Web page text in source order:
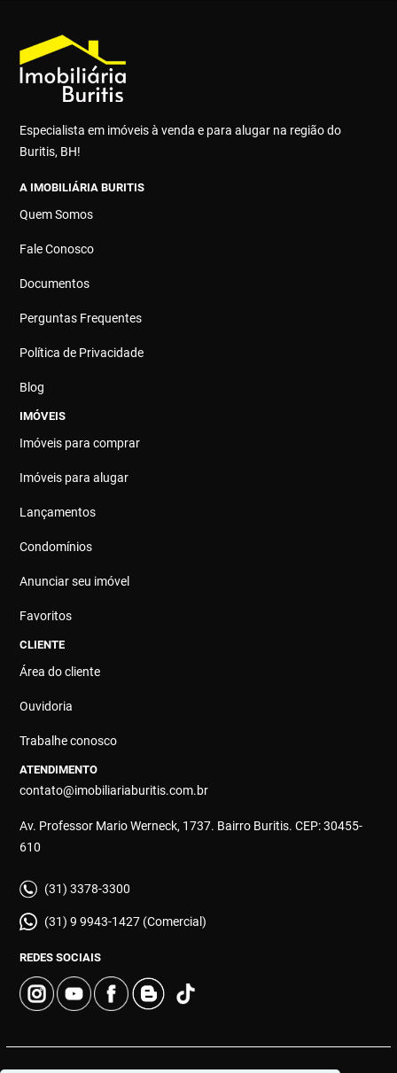
Especialista em imóveis à venda e para alugar na região do
Buritis, BH!
A IMOBILIÁRIA BURITIS
Quem Somos
Fale Conosco
Documentos
Perguntas Frequentes
Política de Privacidade
Blog
IMÓVEIS
Imóveis para comprar
Imóveis para alugar
Lançamentos
Condomínios
Anunciar seu imóvel
Favoritos
CLIENTE
Área do cliente
Ouvidoria
Trabalhe conosco
ATENDIMENTO
contato@imobiliariaburitis.com.br
Av. Professor Mario Werneck, 1737. Bairro Buritis. CEP: 30455-
610
(31) 3378-3300
(31) 9 9943-1427 (Comercial)
REDES SOCIAIS